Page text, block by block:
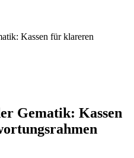
Kassen für klareren
Gematik: Kassen